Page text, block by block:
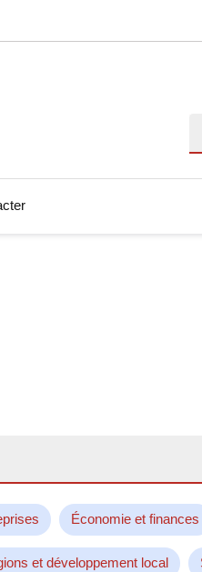
Économie et finances
et développement local